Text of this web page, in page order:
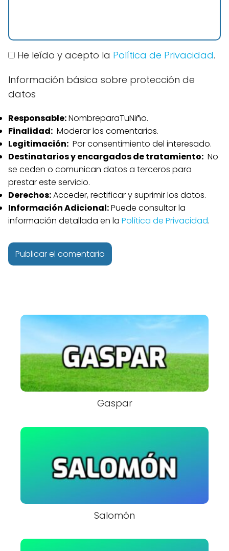
He leído y acepto la Política de Privacidad.
Información básica sobre protección de
datos
Responsable:NombreparaTuNiño.
Finalidad: Moderar los comentarios.
Legitimación: Por consentimiento del interesado.
Destinatarios y encargados de tratamiento: No
se ceden o comunican datos a terceros para
prestar este servicio.
Derechos:Acceder, rectificar y suprimir los datos.
Información Adicional:Puede consultar la
información detallada en la Política de Privacidad.
Gaspar
Salomón